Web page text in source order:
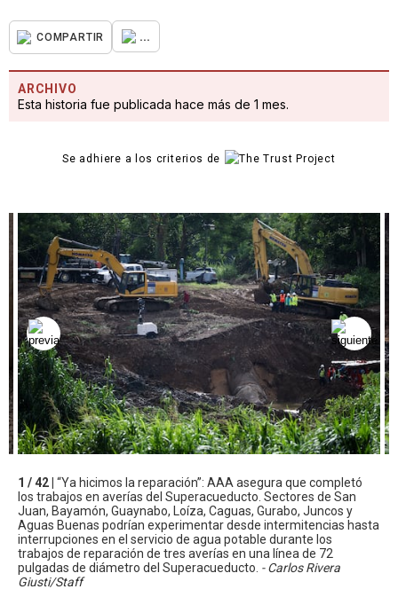
COMPARTIR ...
ARCHIVO
Esta historia fue publicada hace más de 1 mes.
Se adhiere a los criterios de
1 / 42 | “Ya hicimos la reparación”: AAA asegura que completó
los trabajos en averías del Superacueducto. Sectores de San
Juan, Bayamón, Guaynabo, Loíza, Caguas, Gurabo, Juncos y
Aguas Buenas podrían experimentar desde intermitencias hasta
interrupciones en el servicio de agua potable durante los
trabajos de reparación de tres averías en una línea de 72
pulgadas de diámetro del Superacueducto. - Carlos Rivera
Giusti/Staff